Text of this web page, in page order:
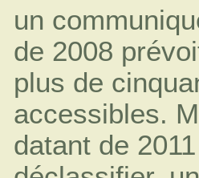
un
de 2008
plus de
accessibles.
datant de